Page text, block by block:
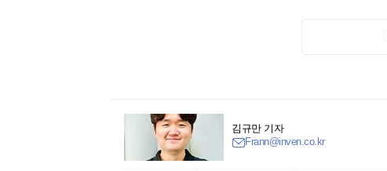
김규만 기자
Frann@inven.co.kr